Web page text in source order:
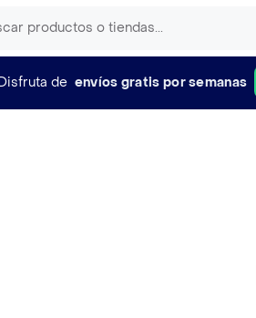
de envíos gratis por semanas